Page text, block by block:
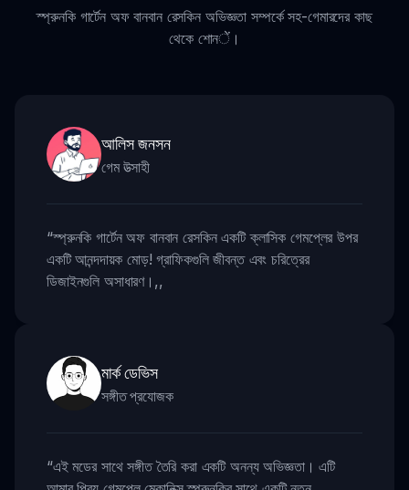
স্প্রুনকি গার্টেন অফ বানবান রেসকিন অভিজ্ঞতা সম্পর্কে সহ-গেমারদের কাছ
থেকে শোনें।
আলিস জনসন
গেম উত্সাহী
“স্প্রুনকি গার্টেন অফ বানবান রেসকিন একটি ক্লাসিক গেমপ্লের উপর
একটি আনন্দদায়ক মোড়! গ্রাফিকগুলি জীবন্ত এবং চরিত্রের
ডিজাইনগুলি অসাধারণ। ,,
মার্ক ডেভিস
সঙ্গীত প্রযোজক
“এই মডের সাথে সঙ্গীত তৈরি করা একটি অনন্য অভিজ্ঞতা। এটি